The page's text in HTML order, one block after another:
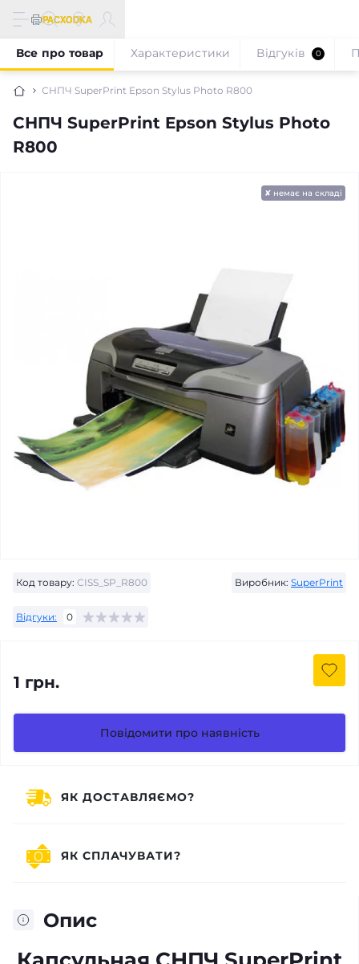
СНПЧ SuperPrint Epson Stylus Photo R800
СНПЧ SuperPrint Epson Stylus Photo
R800
Все про товар Характеристики Відгуків 0
✘ немає на складі
Код товару: CISS_SP_R800 Виробник: SuperPrint
Відгуки: 0
1 грн.
Повідомити про наявність
Опис
ЯК ДОСТАВЛЯЄМО?
ЯК СПЛАЧУВАТИ?